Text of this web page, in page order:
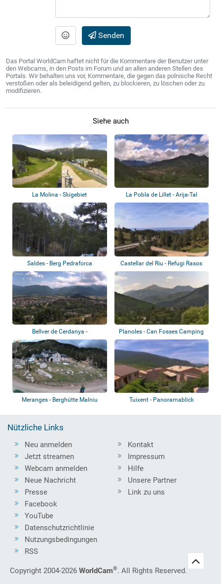
Senden
Das Portal WorldCam haftet nicht für die Kommentare der Benutzer unter
den Webcams, in den Posts im Forum und an allen anderen Stellen des
Portals. Wir behalten uns vor, Kommentare, die gegen das polnische Recht
verstoßen oder als beleidigend gelten, zu blockieren, zu löschen oder zu
modifizieren.
Siehe auch
La Molina - Skigebiet La Pobla de Lillet - Arija-Tal
Saldes - Berg Pedraforca
Castellar del Riu - Refugi Rasos
de Pegu...
Bellver de Cerdanya -
Panoramablick
Planoles - Can Fosses Camping
Meranges - Berghütte Malniu Tuixent - Panoramablick
Nützliche Links
Neu anmelden
Jetzt streamen
Webcam anmelden
Neue Nachricht
Presse
Kontakt
Impressum
Hilfe
Unsere Partner
Link zu uns
Facebook
YouTube
Datenschutzrichtlinie
Nutzungsbedingungen
RSS
Copyright 2004-2026 WorldCam®. All Rights Reserved.